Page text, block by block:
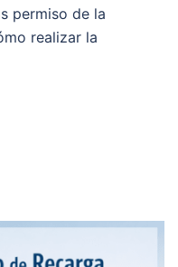
permiso de la
realizar la